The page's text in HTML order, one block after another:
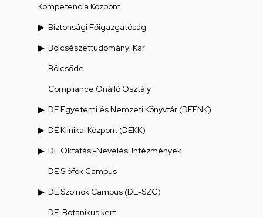
Kompetencia Központ
Biztonsági Főigazgatóság
Bölcsészettudományi Kar
Bölcsőde
Compliance Önálló Osztály
DE Egyetemi és Nemzeti Könyvtár (DEENK)
DE Klinikai Központ (DEKK)
DE Oktatási-Nevelési Intézmények
DE Siófok Campus
DE Szolnok Campus (DE-SZC)
DE-Botanikus kert